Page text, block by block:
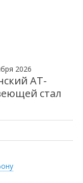
2026
AT-
стал